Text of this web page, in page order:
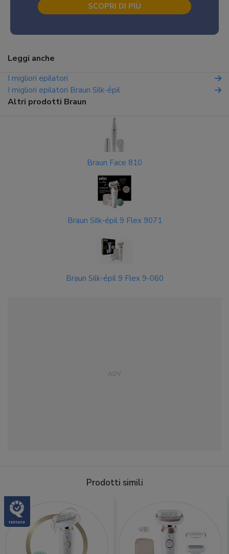
SCOPRI DI PIÙ
Leggi anche
I migliori epilatori
I migliori epilatori Braun Silk-épil
Altri prodotti Braun
Braun Face 810
Braun Silk-épil 9 Flex 9071
Braun Silk-épil 9 Flex 9-060
Prodotti simili